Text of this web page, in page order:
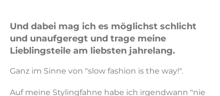
Und dabei mag ich es möglichst schlicht
und unaufgeregt und trage meine
Lieblingsteile am liebsten jahrelang.
Ganz im Sinne von "slow fashion is the way!".
Auf meine Stylingfahne habe ich irgendwann "nie